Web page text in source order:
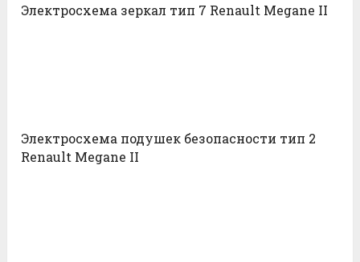
Электросхема зеркал тип 7 Renault Megane II
Электросхема подушек безопасности тип 2
Renault Megane II